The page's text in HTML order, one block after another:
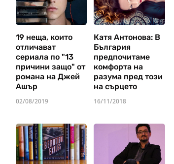
19 неща, които
отличават
сериала по "13
причини защо" от
романа на Джей
Ашър
02/08/2019
Катя Антонова: В
България
предпочитаме
комфорта на
разума пред този
на сърцето
16/11/2018